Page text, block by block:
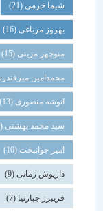
شیما خرمی(21) سید
بهروز مرباغی (16)
منوچهر مزینی(15)
محمدامین میرفندرسکی(13)
انوشه منصوری(13)
سید محمد بهشتی(12)
امیر جوانبخت(10)
داریوش زمانی(9)
فریبرز جبارنیا(7)